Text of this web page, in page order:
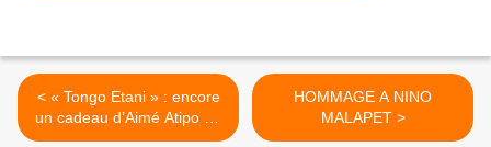
< « Tongo Etani » : encore
un cadeau d’Aimé Atipo de
Pointe Noire
HOMMAGE A NINO
MALAPET >